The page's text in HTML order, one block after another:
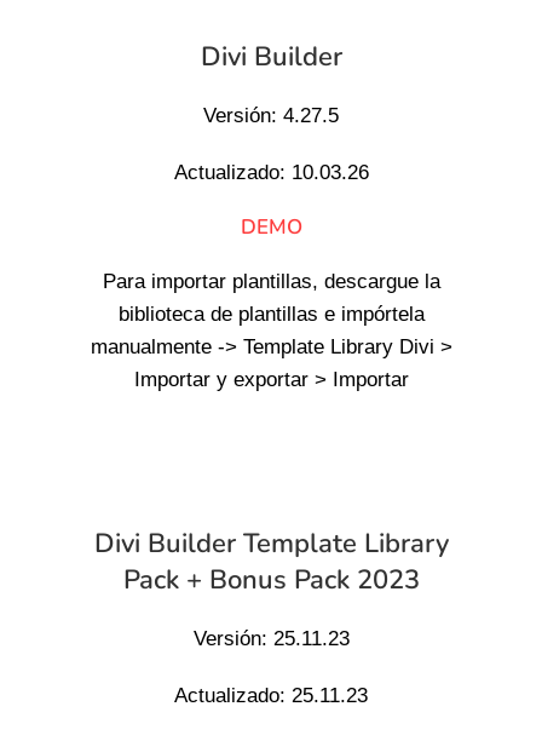
Divi Builder
Versión: 4.27.5
Actualizado: 10.03.26
DEMO
Para importar plantillas, descargue la
biblioteca de plantillas e impórtela
manualmente -> Template Library Divi >
Importar y exportar > Importar
Divi Builder Template Library
Pack + Bonus Pack 2023
Versión: 25.11.23
Actualizado: 25.11.23